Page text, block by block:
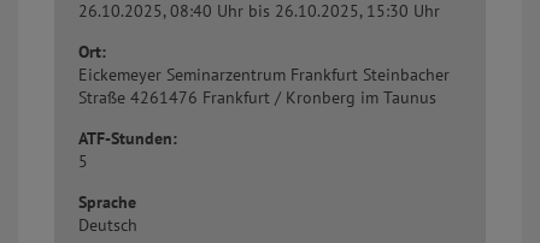
26.10.2025, 08:40 Uhr bis 26.10.2025, 15:30 Uhr
Ort:
Eickemeyer Seminarzentrum Frankfurt Steinbacher
Straße 4261476 Frankfurt / Kronberg im Taunus
ATF-Stunden:
5
Sprache
Deutsch